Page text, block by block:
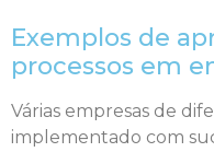
Exemplos de
processos em
Várias empresas de
implementado com